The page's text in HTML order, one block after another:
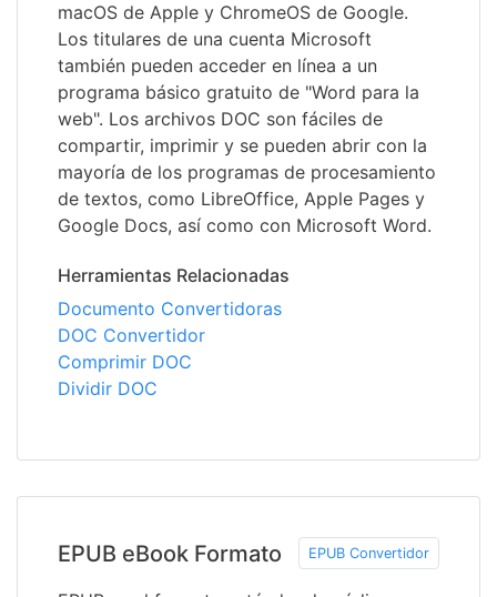
macOS de Apple y ChromeOS de Google.
Los titulares de una cuenta Microsoft
también pueden acceder en línea a un
programa básico gratuito de "Word para la
web". Los archivos DOC son fáciles de
compartir, imprimir y se pueden abrir con la
mayoría de los programas de procesamiento
de textos, como LibreOffice, Apple Pages y
Google Docs, así como con Microsoft Word.
Herramientas Relacionadas
Documento Convertidoras
DOC Convertidor
Comprimir DOC
Dividir DOC
EPUB eBook Formato EPUB Convertidor